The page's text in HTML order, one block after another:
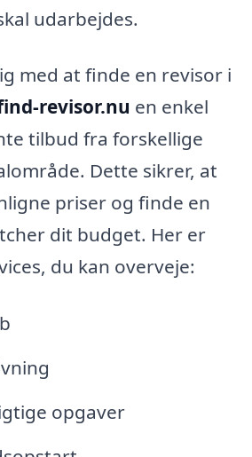
udarbejdes.
med at finde en revisor i
revisor.nu en enkel
tilbud fra forskellige
Dette sikrer, at
priser og finde en
dit budget. Her er
du kan overveje:
opgaver